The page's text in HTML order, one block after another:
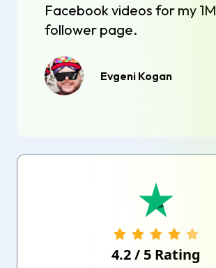
Facebook videos for my 1M
follower page.
Evgeni Kogan
4.2/ 5 Rating